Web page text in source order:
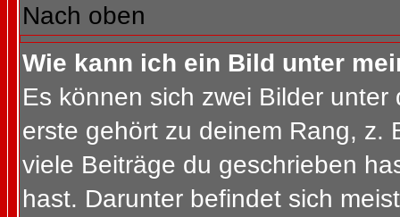
Nach oben
Wie kann ich ein Bild unter
Es können sich zwei Bilder
erste gehört zu deinem Rang, z.
viele Beiträge du geschrieben
hast. Darunter befindet sich